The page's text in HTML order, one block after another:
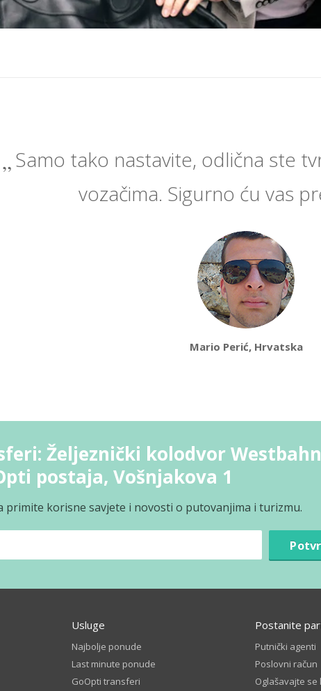
Samo tako nastavite, odlična ste
vozačima. Sigurno ću vas
Mario Perić, Hrvatska
Željeznički kolodvor
postaja, Vošnjakova 1
primite korisne savjete i novosti o putovanjima i turizmu.
Usluge
Najbolje ponude
Last minute ponude
GoOpti transferi
Postanite
Putnički agenti
Poslovni račun
Oglašavajte se